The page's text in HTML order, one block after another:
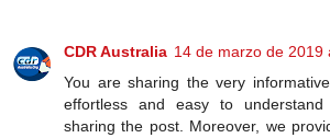
CDR Australia 14 de marzo de 2019
You are sharing the very
effortless and easy to
sharing the post. Moreover, we